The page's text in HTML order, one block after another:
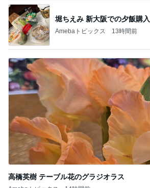
堀ちえみ 新大阪での夕飯購入
Amebaトピックス 13時間前
高橋英樹 テーブル花のグラジオラス